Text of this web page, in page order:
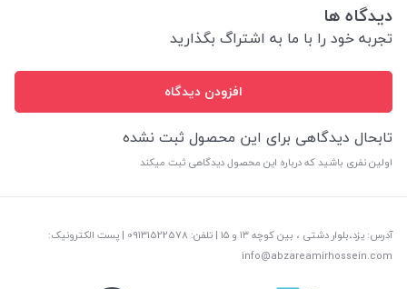
دیدگاه ها
تجربه خود را با ما به اشتراگ بگذارید
افزودن دیدگاه
تابحال دیدگاهی برای این محصول ثبت نشده
اولین نفری باشید که درباره این محصول دیدگاهی ثبت میکند
آدرس: یزد،بلوار دشتی ، بین کوچه ۱۳ و ۱۵ | تلفن: ‎09131522578 | پست الکترونیک:
info@abzareamirhossein.com